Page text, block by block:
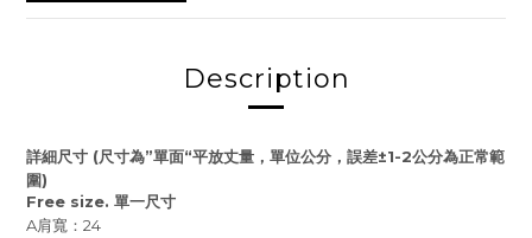
Description
詳細尺寸 (尺寸為”單面“平放丈量，單位公分，誤差±1-2公分為正常範
圍)
Free size. 單一尺寸
A肩寬：24